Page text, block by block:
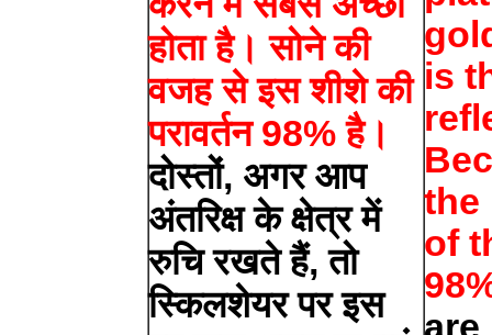
होता है। सोने की
वजह से इस शीशे की
परावर्तन 98% है।
दोस्तों, अगर आप
अंतरिक्ष के क्षेत्र में
रुचि रखते हैं, तो
स्किलशेयर पर इस
is
the
of